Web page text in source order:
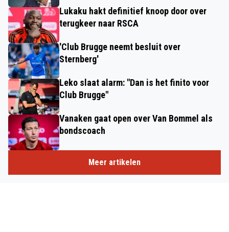
Lukaku hakt definitief knoop door over
terugkeer naar RSCA
'Club Brugge neemt besluit over
Sternberg'
Leko slaat alarm: "Dan is het finito voor
Club Brugge"
Vanaken gaat open over Van Bommel als
bondscoach
Meer artikelen